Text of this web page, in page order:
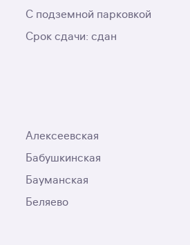
С подземной парковкой
Срок сдачи: сдан
Алексеевская
Бабушкинская
Бауманская
Беляево